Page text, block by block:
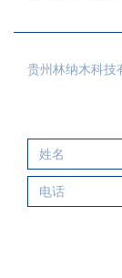
贵州林纳木科技